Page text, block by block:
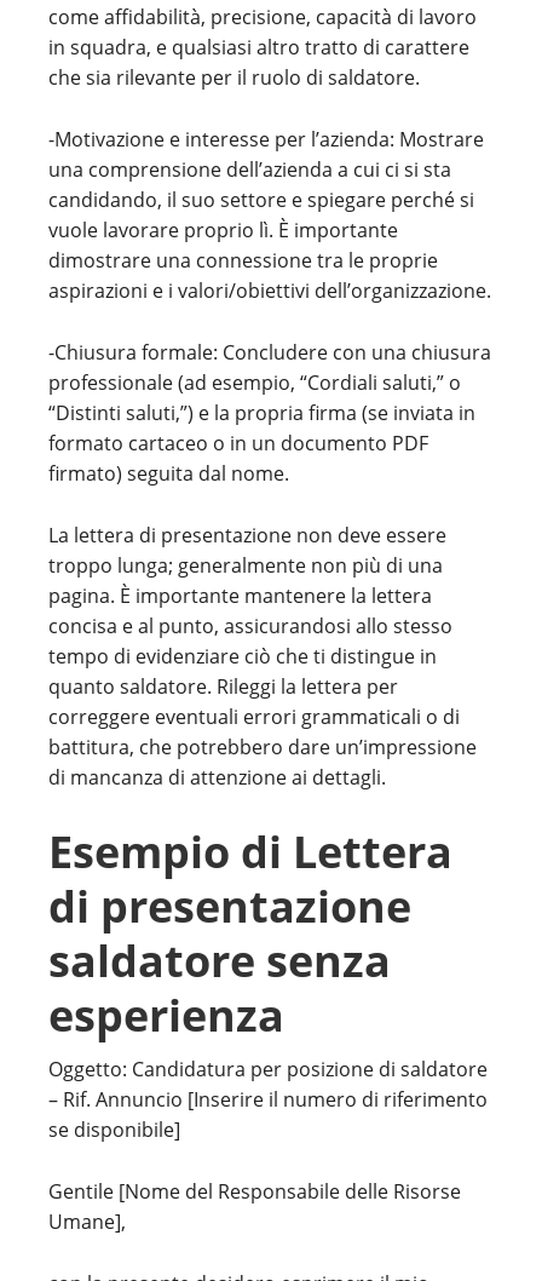
come affidabilità, precisione, capacità di lavoro
in squadra, e qualsiasi altro tratto di carattere
che sia rilevante per il ruolo di saldatore.
-Motivazione e interesse per l’azienda: Mostrare
una comprensione dell’azienda a cui ci si sta
candidando, il suo settore e spiegare perché si
vuole lavorare proprio lì. È importante
dimostrare una connessione tra le proprie
aspirazioni e i valori/obiettivi dell’organizzazione.
-Chiusura formale: Concludere con una chiusura
professionale (ad esempio, “Cordiali saluti,” o
“Distinti saluti,”) e la propria firma (se inviata in
formato cartaceo o in un documento PDF
firmato) seguita dal nome.
La lettera di presentazione non deve essere
troppo lunga; generalmente non più di una
pagina. È importante mantenere la lettera
concisa e al punto, assicurandosi allo stesso
tempo di evidenziare ciò che ti distingue in
quanto saldatore. Rileggi la lettera per
correggere eventuali errori grammaticali o di
battitura, che potrebbero dare un’impressione
di mancanza di attenzione ai dettagli.
Esempio di Lettera
di presentazione
saldatore senza
esperienza
Oggetto: Candidatura per posizione di saldatore
– Rif. Annuncio [Inserire il numero di riferimento
se disponibile]
Gentile [Nome del Responsabile delle Risorse
Umane],